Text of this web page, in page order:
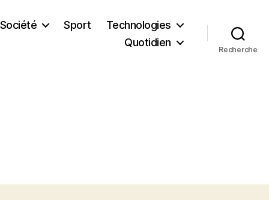
Société Sport
Technologies
Quotidien
Recherche